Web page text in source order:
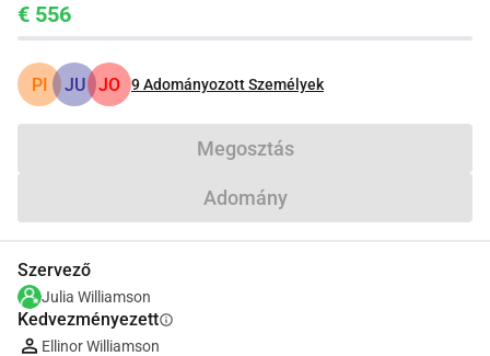
€ 556
PI JU JO 9Adományozott Személyek
Megosztás
Adomány
Szervező
Julia Williamson
Kedvezményezettinfo
Ellinor Williamson